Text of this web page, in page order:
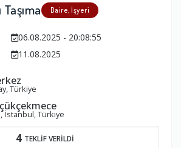
Daire, İşyeri
06.08.2025 - 20:08:55
11.08.2025
Türkiye
İstanbul, Türkiye
4 TEKLİF VERİLDİ